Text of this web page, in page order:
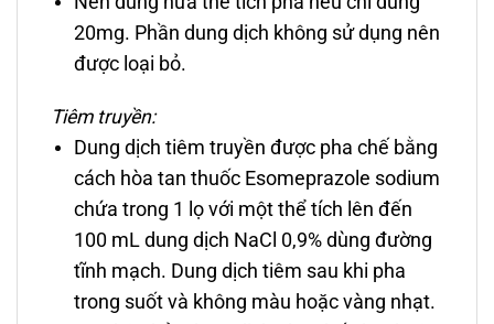
20mg. Phần dung dịch không sử dụng nên
được loại bỏ.
Tiêm truyền:
Dung dịch tiêm truyền được pha chế bằng
cách hòa tan thuốc Esomeprazole sodium
chứa trong 1 lọ với một thể tích lên đến
100 mL dung dịch NaCl 0,9% dùng đường
tĩnh mạch. Dung dịch tiêm sau khi pha
trong suốt và không màu hoặc vàng nhạt.